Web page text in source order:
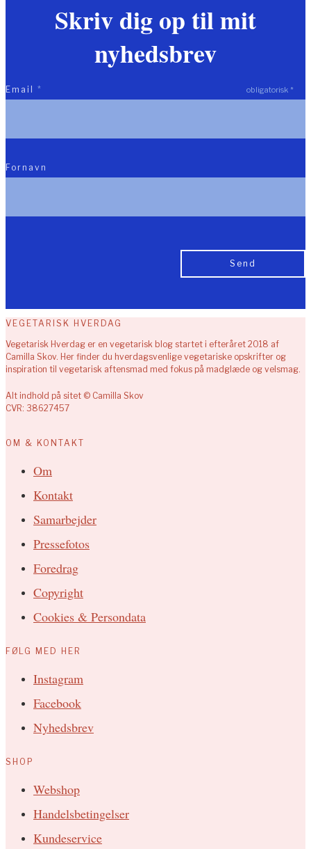
Skriv dig op til mit
nyhedsbrev
*
obligatorisk
Email *
Fornavn
VEGETARISK HVERDAG
Vegetarisk Hverdag er en vegetarisk blog startet i efteråret 2018 af
Camilla Skov. Her finder du hverdagsvenlige vegetariske opskrifter og
inspiration til vegetarisk aftensmad med fokus på madglæde og velsmag.
Alt indhold på sitet © Camilla Skov
CVR: 38627457
OM & KONTAKT
Om
Kontakt
Samarbejder
Pressefotos
Foredrag
Copyright
Cookies & Persondata
FØLG MED HER
Instagram
Facebook
Nyhedsbrev
SHOP
Webshop
Handelsbetingelser
Kundeservice